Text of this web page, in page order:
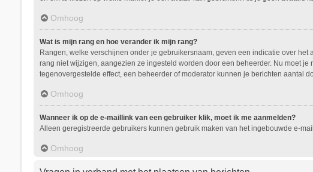
Omhoog
Wat is mijn rang en hoe verander ik mijn rang?
Rangen, welke verschijnen onder je gebruikersnaam, geven een indicatie over
rang niet wijzigen, aangezien ze ingesteld worden door een beheerder. Nu moet
tegenovergestelde effect, een beheerder of moderator kunnen je berichten aantal
Omhoog
Wanneer ik op de e-maillink van een gebruiker klik, moet ik me aanmelden?
Alleen geregistreerde gebruikers kunnen gebruik maken van het ingebouwde e-
Omhoog